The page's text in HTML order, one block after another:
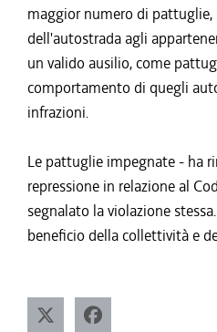
maggior numero di
dell'autostrada agli
un valido ausilio, come
comportamento di quegli
infrazioni.
Le pattuglie impegnate - ha
repressione in relazione al
segnalato la violazione
beneficio della collettività e